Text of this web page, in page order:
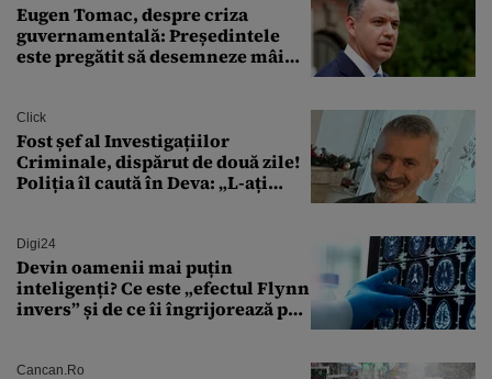
Eugen Tomac, despre criza
guvernamentală: Președintele
este pregătit să desemneze mâine
Click
Fost șef al Investigațiilor
Criminale, dispărut de două zile!
Poliția îl caută în Deva: „L-ați
Digi24
Devin oamenii mai puțin
inteligenți? Ce este „efectul Flynn
invers” și de ce îi îngrijorează pe
Cancan.ro